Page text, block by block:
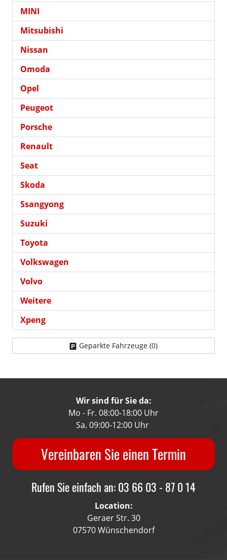
MINI
Mitsubishi
Nissan
Omoda
Opel
Peugeot
Porsche
Renault
Seat
Skoda
Ssangyong
Suzuki
Toyota
Volkswagen
Volvo
Weitere
Xpeng
Geparkte Fahrzeuge (0)
Wir sind für Sie da:
Mo - Fr. 08:00-18:00 Uhr
Sa. 09:00-12:00 Uhr
Vereinbaren Sie einen Termin
Rufen Sie einfach an: 03 66 03 - 87 0 14
Location:
Geraer Str. 30
07570 Wünschendorf